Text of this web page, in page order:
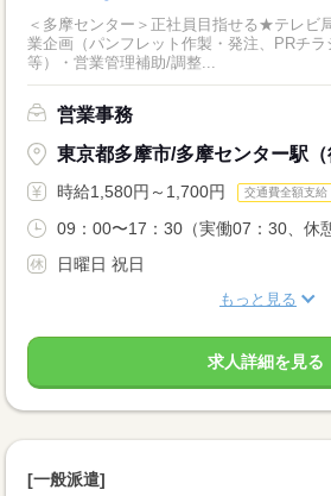
＜多摩センター＞正社員目指せる★テレビ
業企画（パンフレット作製・発注、PRチ
等）・営業管理補助/調整...
営業事務
東京都多摩市/多摩センター駅（
時給1,580円～1,700円 交通費全額支給
09：00〜17：30（実働07：30、休
日曜日 祝日
もっと見る
求人詳細を見る
[一般派遣]